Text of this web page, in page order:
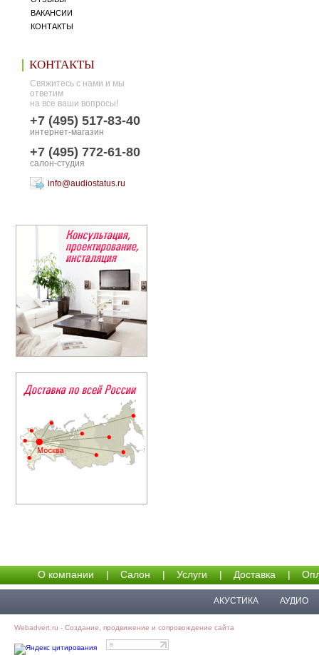
ВАКАНСИИ
КОНТАКТЫ
КОНТАКТЫ
Свяжитесь с нами и мы
ответим
на все ваши вопросы!
+7 (495) 517-83-40
интернет-магазин
+7 (495) 772-61-80
салон-студия
info@audiostatus.ru
О компании | Салон | Услуги | Доставка |
АКУСТИКА АУДИО
Webadvert.ru - Создание, продвижение и сопровождение сайта